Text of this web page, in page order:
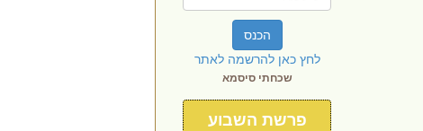
הכנס
לחץ כאן להרשמה לאתר
שכחתי סיסמא
פרשת השבוע